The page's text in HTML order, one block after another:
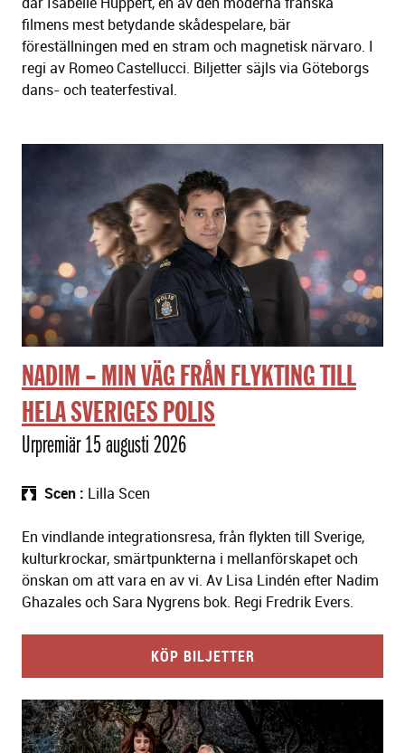
filmens mest betydande skådespelare, bär
föreställningen med en stram och magnetisk närvaro. I
regi av Romeo Castellucci. Biljetter säjls via Göteborgs
dans- och teaterfestival.
NADIM – MIN VÄG FRÅN FLYKTING TILL
HELA SVERIGES POLIS
Urpremiär 15 augusti 2026
Scen Lilla Scen
En vindlande integrationsresa, från flykten till Sverige,
kulturkrockar, smärtpunkterna i mellanförskapet och
önskan om att vara en av vi. Av Lisa Lindén efter Nadim
Ghazales och Sara Nygrens bok. Regi Fredrik Evers.
KÖP BILJETTER